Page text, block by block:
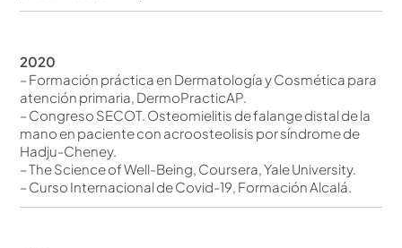
2020
– Formación práctica en Dermatología y Cosmética para
atención primaria, DermoPracticAP.
– Congreso SECOT. Osteomielitis de falange distal de la
mano en paciente con acroosteolisis por síndrome de
Hadju-Cheney.
– The Science of Well-Being, Coursera, Yale University.
– Curso Internacional de Covid-19, Formación Alcalá.